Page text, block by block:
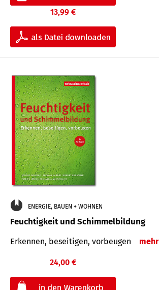
13,99 €
ENERGIE, BAUEN + WOHNEN
Feuchtigkeit und Schimmelbildung
Erkennen, beseitigen, vorbeugen mehr
24,00 €